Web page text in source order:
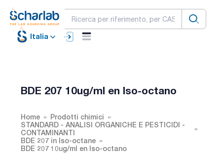
Italia
BDE 207 10ug/ml en Iso-octano
Home
Prodotti chimici
STANDARD - ANALISI ORGANICHE E PESTICIDI -
CONTAMINANTI
BDE 207 in Iso-octane
BDE 207 10ug/ml en Iso-octano